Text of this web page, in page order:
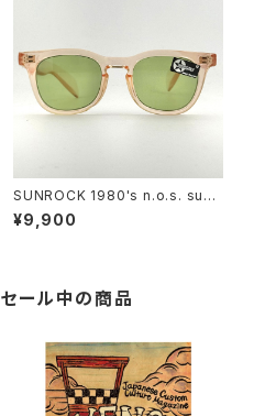
SUNROCK 1980's n.o.s. sung
lasses- Crystal Pink frame x
green lens
¥9,900
セール中の商品